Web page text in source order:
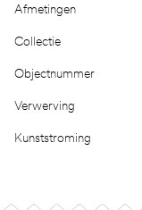
Afmetingen
Collectie
Objectnummer
Verwerving
Kunststroming